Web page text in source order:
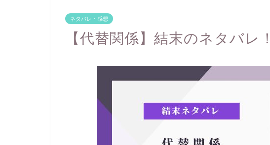
ネタバレ・感想
【代替関係】結末のネタバレ